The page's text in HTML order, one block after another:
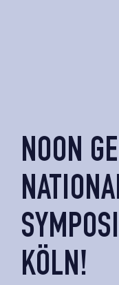
NOON
KÖLN!